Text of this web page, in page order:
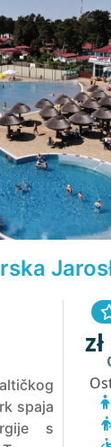
spaja
s